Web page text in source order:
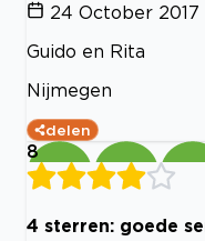
24 October 2017
Guido en Rita
Nijmegen
delen
8
4 sterren: goede